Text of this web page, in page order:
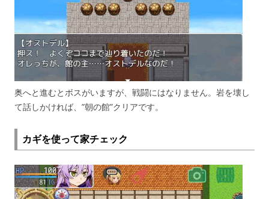
奥へと進むとボスがいますが、戦闘にはなりません。岩を壊し
て話しかければ、”朝の館”クリアです。
カギを使って家チェック